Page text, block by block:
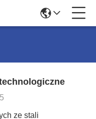
ze stali